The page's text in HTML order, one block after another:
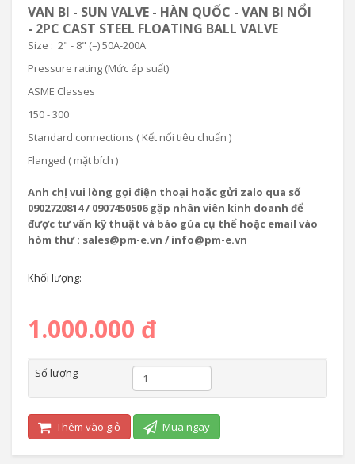
VAN BI - SUN VALVE - HÀN QUỐC - VAN BI NỔI
- 2PC CAST STEEL FLOATING BALL VALVE
Size : 2" - 8" (=) 50A-200A
Pressure rating (Mức áp suất)
ASME Classes
150 - 300
Standard connections ( Kết nối tiêu chuẩn )
Flanged ( mặt bích )
Anh chị vui lòng gọi điện thoại hoặc gửi zalo qua số
0902720814 / 0907450506 gặp nhân viên kinh doanh để
được tư vấn kỹ thuật và báo gúa cụ thể hoặc email vào
hòm thư : sales@pm-e.vn / info@pm-e.vn
Khối lượng:
1.000.000 đ
Số lượng
Thêm vào giỏ Mua ngay